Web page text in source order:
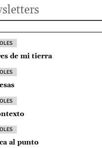
de mi tierra
al punto